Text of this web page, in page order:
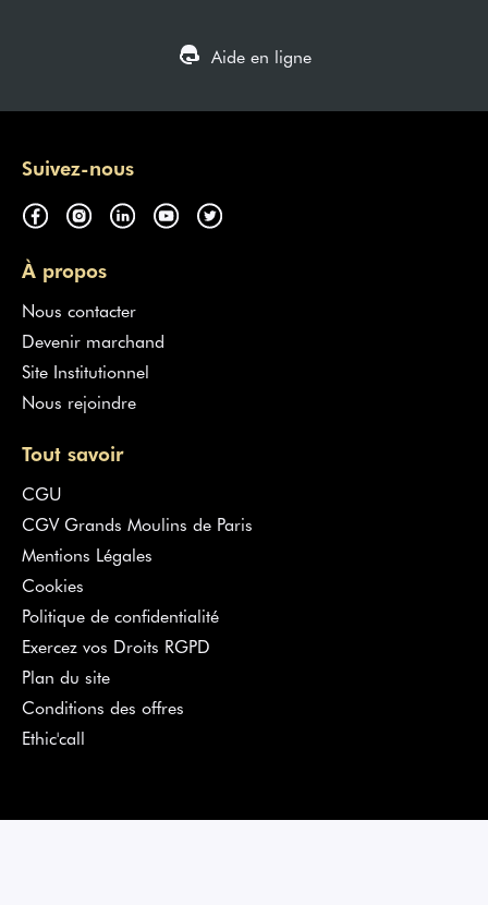
Aide en ligne
Suivez-nous
À propos
Nous contacter
Devenir marchand
Site Institutionnel
Nous rejoindre
Tout savoir
CGU
CGV Grands Moulins de Paris
Mentions Légales
Cookies
Politique de confidentialité
Exercez vos Droits RGPD
Plan du site
Conditions des offres
Ethic'call